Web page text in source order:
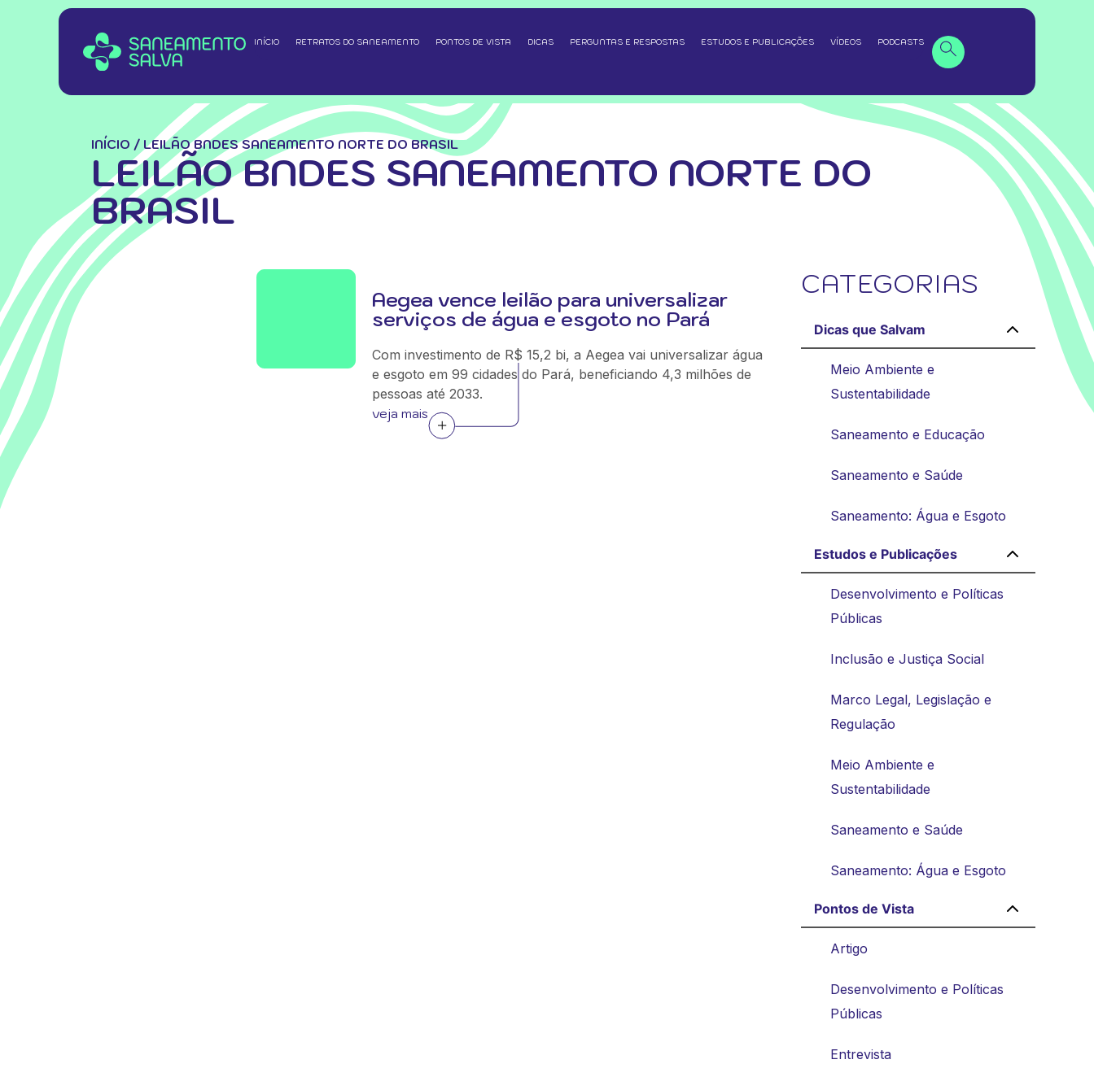
INÍCIO RETRATOS DO SANEAMENTO PONTOS DE VISTA DICAS PERGUNTAS E RESPOSTAS ESTUDOS E PUBLICAÇÕES VÍDEOS PODCASTS
INÍCIO / LEILÃO BNDES SANEAMENTO NORTE DO BRASIL
LEILÃO BNDES SANEAMENTO NORTE DO
BRASIL
Aegea vence leilão para universalizar
serviços de água e esgoto no Pará
Com investimento de R$ 15,2 bi, a Aegea vai universalizar água
e esgoto em 99 cidades do Pará, beneficiando 4,3 milhões de
pessoas até 2033.
veja mais
CATEGORIAS
Dicas que Salvam
Meio Ambiente e
Sustentabilidade
Saneamento e Educação
Saneamento e Saúde
Saneamento: Água e Esgoto
Estudos e Publicações
Desenvolvimento e Políticas
Públicas
Inclusão e Justiça Social
Marco Legal, Legislação e
Regulação
Meio Ambiente e
Sustentabilidade
Saneamento e Saúde
Saneamento: Água e Esgoto
Pontos de Vista
Artigo
Desenvolvimento e Políticas
Públicas
Entrevista